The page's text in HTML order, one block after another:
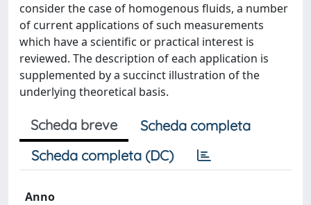
consider the case of homogenous fluids, a number
of current applications of such measurements
which have a scientific or practical interest is
reviewed. The description of each application is
supplemented by a succinct illustration of the
underlying theoretical basis.
Scheda breve
Scheda completa
Scheda completa (DC)
Anno